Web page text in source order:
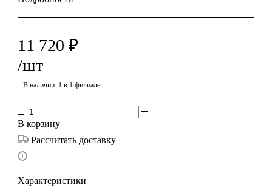
11 720 ₽
/шт
В наличии: 1 в 1 филиале
В корзину
Рассчитать доставку
Характеристики